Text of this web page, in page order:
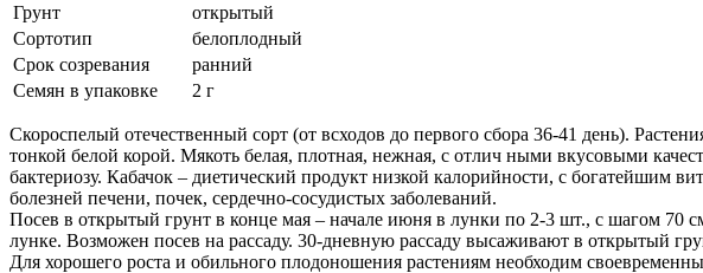
Грунт
открытый
Сортотип
белоплодный
Срок созревания
ранний
Семян в упаковке
2 г
Скороспелый отечественный сорт (от всходов до первого сбора 36-41 день).
тонкой белой корой. Мякоть белая, плотная, нежная, с отлич ными вкусовыми
бактериозу. Кабачок – диетический продукт низкой калорийности, с богатейшим
болезней печени, почек, сердечно-сосудистых заболеваний.
Посев в открытый грунт в конце мая – начале июня в лунки по 2-3 шт., с шагом 70
лунке. Возможен посев на рассаду. 30-дневную рассаду высаживают в открытый
Для хорошего роста и обильного плодоношения растениям необходим